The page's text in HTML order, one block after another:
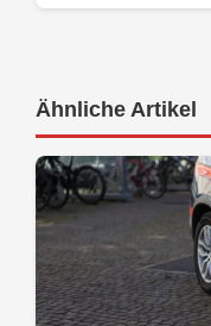
Ähnliche Artikel